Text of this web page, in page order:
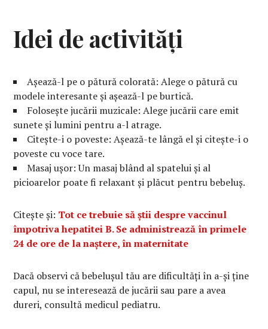
Idei de activități
Așează-l pe o pătură colorată: Alege o pătură cu
modele interesante și așează-l pe burtică.
Folosește jucării muzicale: Alege jucării care emit
sunete și lumini pentru a-l atrage.
Citește-i o poveste: Așează-te lângă el și citește-i o
poveste cu voce tare.
Masaj ușor: Un masaj blând al spatelui și al
picioarelor poate fi relaxant și plăcut pentru bebeluș.
Citește și: Tot ce trebuie să știi despre vaccinul
împotriva hepatitei B. Se administrează în primele
24 de ore de la naștere, în maternitate
Dacă observi că bebelușul tău are dificultăți în a-și ține
capul, nu se interesează de jucării sau pare a avea
dureri, consultă medicul pediatru.